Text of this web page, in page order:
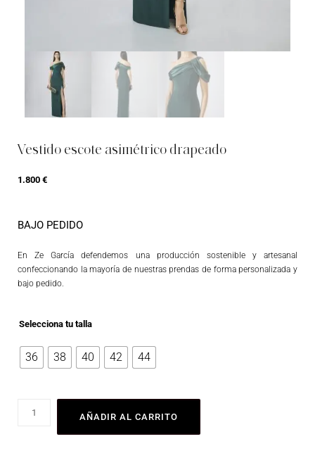
Vestido escote asimétrico drapeado
1.800 €
BAJO PEDIDO
En Ze García defendemos una producción sostenible y artesanal
confeccionando la mayoría de nuestras prendas de forma personalizada y
bajo pedido.
Selecciona tu talla
36 38 40 42 44
AÑADIR AL CARRITO